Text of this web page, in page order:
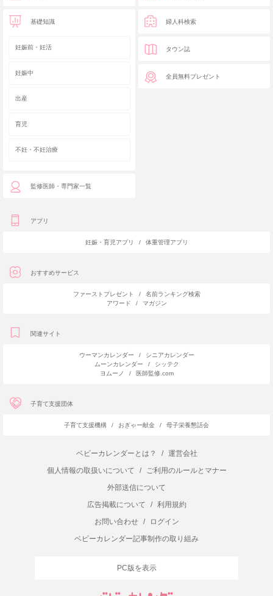
基礎知識
妊娠前・妊活
妊娠中
出産
育児
不妊・不妊治療
監修医師・専門家一覧
婦人科検索
タウン誌
全員無料プレゼント
アプリ
妊娠・育児アプリ / 体重管理アプリ
おすすめサービス
ファーストプレゼント /
名前ランキング検索
アワード
/ マガジン
関連サイト
ウーマンカレンダー /
シニアカレンダー
ムーンカレンダー
/
シッテク
ヨムーノ
/ 医師監修.com
子育て支援団体
子育て支援機構 / おぎゃー献金 / 母子栄養懇話会
ベビーカレンダーとは？ /
運営会社
個人情報の取扱いについて
/
ご利用のルールとマナー
外部送信について
広告掲載について
/
利用規約
お問い合わせ
/
ログイン
ベビーカレンダー記事制作の取り組み
PC版を表示